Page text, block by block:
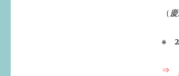
（
※
⇒